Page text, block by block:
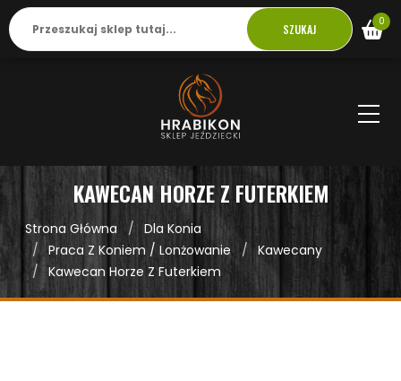
SZUKAJ 0
KAWECAN HORZE Z FUTERKIEM
Strona Główna
Dla Konia
Praca Z Koniem / Lonżowanie
Kawecany
Kawecan Horze Z Futerkiem